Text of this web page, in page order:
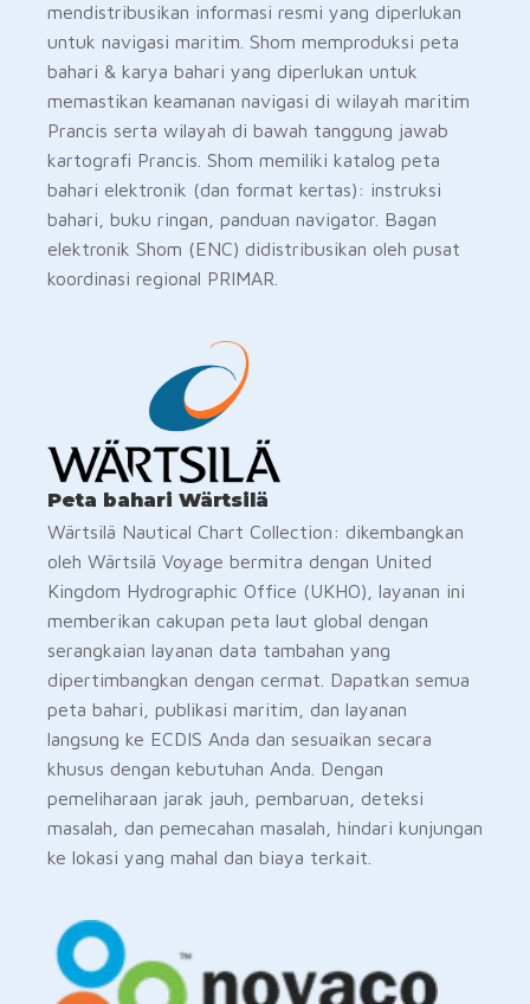
mendistribusikan informasi resmi yang diperlukan
untuk navigasi maritim. Shom memproduksi peta
bahari & karya bahari yang diperlukan untuk
memastikan keamanan navigasi di wilayah maritim
Prancis serta wilayah di bawah tanggung jawab
kartografi Prancis. Shom memiliki katalog peta
bahari elektronik (dan format kertas): instruksi
bahari, buku ringan, panduan navigator. Bagan
elektronik Shom (ENC) didistribusikan oleh pusat
koordinasi regional PRIMAR.
Peta bahari Wärtsilä
Wärtsilä Nautical Chart Collection: dikembangkan
oleh Wärtsilä Voyage bermitra dengan United
Kingdom Hydrographic Office (UKHO), layanan ini
memberikan cakupan peta laut global dengan
serangkaian layanan data tambahan yang
dipertimbangkan dengan cermat. Dapatkan semua
peta bahari, publikasi maritim, dan layanan
langsung ke ECDIS Anda dan sesuaikan secara
khusus dengan kebutuhan Anda. Dengan
pemeliharaan jarak jauh, pembaruan, deteksi
masalah, dan pemecahan masalah, hindari kunjungan
ke lokasi yang mahal dan biaya terkait.